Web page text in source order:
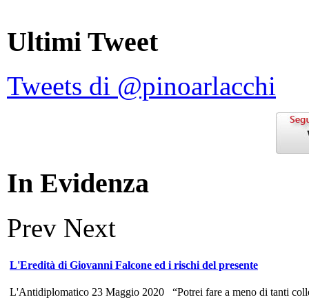
Ultimi Tweet
Tweets di @pinoarlacchi
In Evidenza
Prev Next
L'Eredità di Giovanni Falcone ed i rischi del presente
L'Antidiplomatico 23 Maggio 2020 “Potrei fare a meno di tanti